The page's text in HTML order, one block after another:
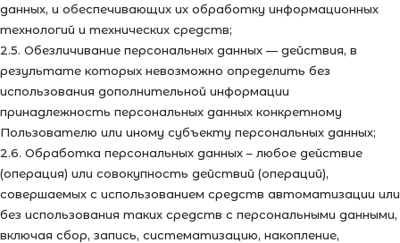
данных, и обеспечивающих их обработку информационных
технологий и технических средств;
2.5. Обезличивание персональных данных — действия, в
результате которых невозможно определить без
использования дополнительной информации
принадлежность персональных данных конкретному
Пользователю или иному субъекту персональных данных;
2.6. Обработка персональных данных – любое действие
(операция) или совокупность действий (операций),
совершаемых с использованием средств автоматизации или
без использования таких средств с персональными данными,
включая сбор, запись, систематизацию, накопление,